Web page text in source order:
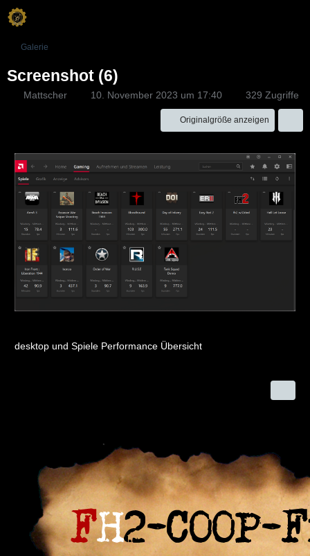
Galerie
Screenshot (6)
Mattscher 10. November 2023 um 17:40 329 Zugriffe
Originalgröße anzeigen
desktop und Spiele Performance Übersicht